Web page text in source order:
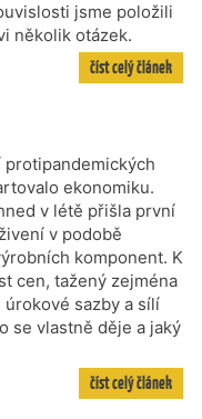
jsme položili
několik otázek.
číst celý článek
ekonomiku.
v létě přišla první
v podobě
komponent. K
cen, tažený zejména
sazby a sílí
se vlastně děje a jaký
číst celý článek